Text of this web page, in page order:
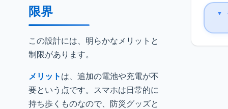
限界
この設計には、明らかなメリットと
制限があります。
メリット は、追加の電池や充電が不
要という点です。スマホは日常的に
持ち歩くものなので、防災グッズと
▼